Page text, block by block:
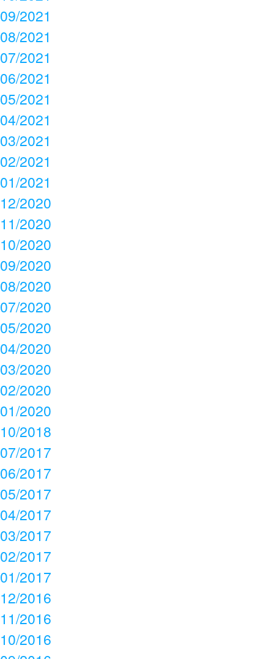
09/2021
08/2021
07/2021
06/2021
05/2021
04/2021
03/2021
02/2021
01/2021
12/2020
11/2020
10/2020
09/2020
08/2020
07/2020
05/2020
04/2020
03/2020
02/2020
01/2020
10/2018
07/2017
06/2017
05/2017
04/2017
03/2017
02/2017
01/2017
12/2016
11/2016
10/2016